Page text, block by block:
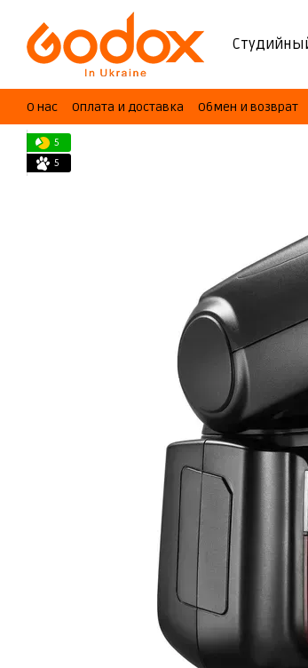
Перейти к основному контенту
О нас Оплата и доставка Обмен и возврат
5
5